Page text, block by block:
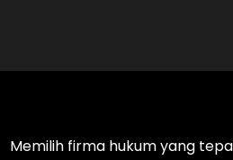
Memilih firma hukum yang